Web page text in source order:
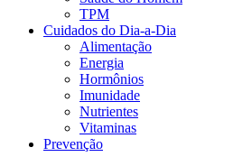
TPM
Cuidados do Dia-a-Dia
Alimentação
Energia
Hormônios
Imunidade
Nutrientes
Vitaminas
Prevenção